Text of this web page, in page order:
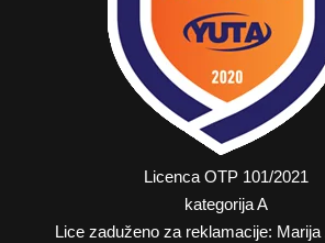
Licenca OTP 101/2021
kategorija A
Lice zaduženo za reklamacije: